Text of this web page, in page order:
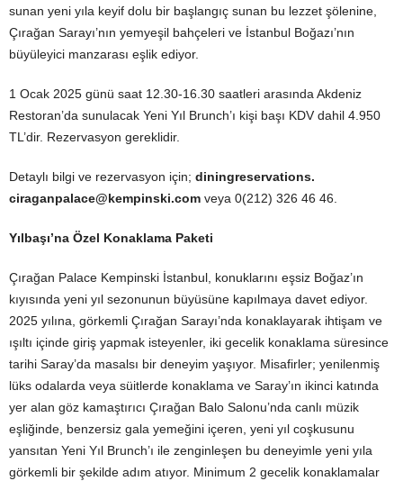
sunan yeni yıla keyif dolu bir başlangıç sunan bu lezzet şölenine,
Çırağan Sarayı’nın yemyeşil bahçeleri ve İstanbul Boğazı’nın
büyüleyici manzarası eşlik ediyor.
1 Ocak 2025 günü saat 12.30-16.30 saatleri arasında Akdeniz
Restoran’da sunulacak Yeni Yıl Brunch’ı kişi başı KDV dahil 4.950
TL’dir. Rezervasyon gereklidir.
Detaylı bilgi ve rezervasyon için; diningreservations.
ciraganpalace@kempinski.com veya 0(212) 326 46 46.
Yılbaşı’na Özel Konaklama Paketi
Çırağan Palace Kempinski İstanbul, konuklarını eşsiz Boğaz’ın
kıyısında yeni yıl sezonunun büyüsüne kapılmaya davet ediyor.
2025 yılına, görkemli Çırağan Sarayı’nda konaklayarak ihtişam ve
ışıltı içinde giriş yapmak isteyenler, iki gecelik konaklama süresince
tarihi Saray’da masalsı bir deneyim yaşıyor. Misafirler; yenilenmiş
lüks odalarda veya süitlerde konaklama ve Saray’ın ikinci katında
yer alan göz kamaştırıcı Çırağan Balo Salonu’nda canlı müzik
eşliğinde, benzersiz gala yemeğini içeren, yeni yıl coşkusunu
yansıtan Yeni Yıl Brunch’ı ile zenginleşen bu deneyimle yeni yıla
görkemli bir şekilde adım atıyor. Minimum 2 gecelik konaklamalar